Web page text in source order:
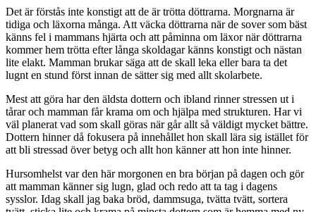
Det är förstås inte konstigt att de är trötta döttrarna. Morgnarna är
tidiga och läxorna många. Att väcka döttrarna när de sover som bäst
känns fel i mammans hjärta och att påminna om läxor när döttrarna
kommer hem trötta efter långa skoldagar känns konstigt och nästan
lite elakt. Mamman brukar säga att de skall leka eller bara ta det
lugnt en stund först innan de sätter sig med allt skolarbete.
Mest att göra har den äldsta dottern och ibland rinner stressen ut i
tårar och mamman får krama om och hjälpa med strukturen. Har vi
väl planerat vad som skall göras när går allt så väldigt mycket bättre.
Dottern hinner då fokusera på innehållet hon skall lära sig istället för
att bli stressad över betyg och allt hon känner att hon inte hinner.
Hursomhelst var den här morgonen en bra början på dagen och gör
att mamman känner sig lugn, glad och redo att ta tag i dagens
sysslor. Idag skall jag baka bröd, dammsuga, tvätta tvätt, sortera